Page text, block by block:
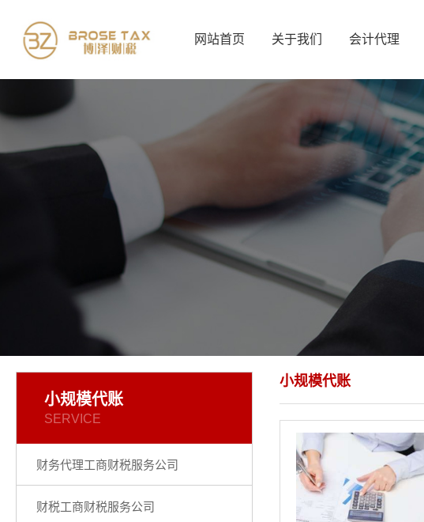
网站首页 关于我们 会计代理
小规模代账
SERVICE
财务代理工商财税服务公司
财税工商财税服务公司
小规模代账